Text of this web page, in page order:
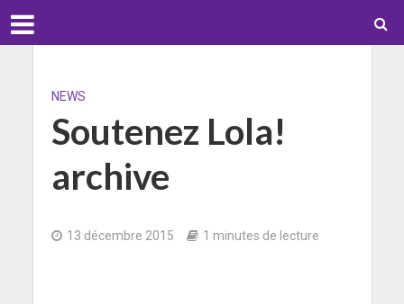
NEWS
Soutenez Lola!
archive
13 décembre 2015 1 minutes de lecture